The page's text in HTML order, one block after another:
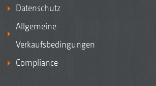
Datenschutz
Allgemeine
Verkaufsbedingungen
Compliance